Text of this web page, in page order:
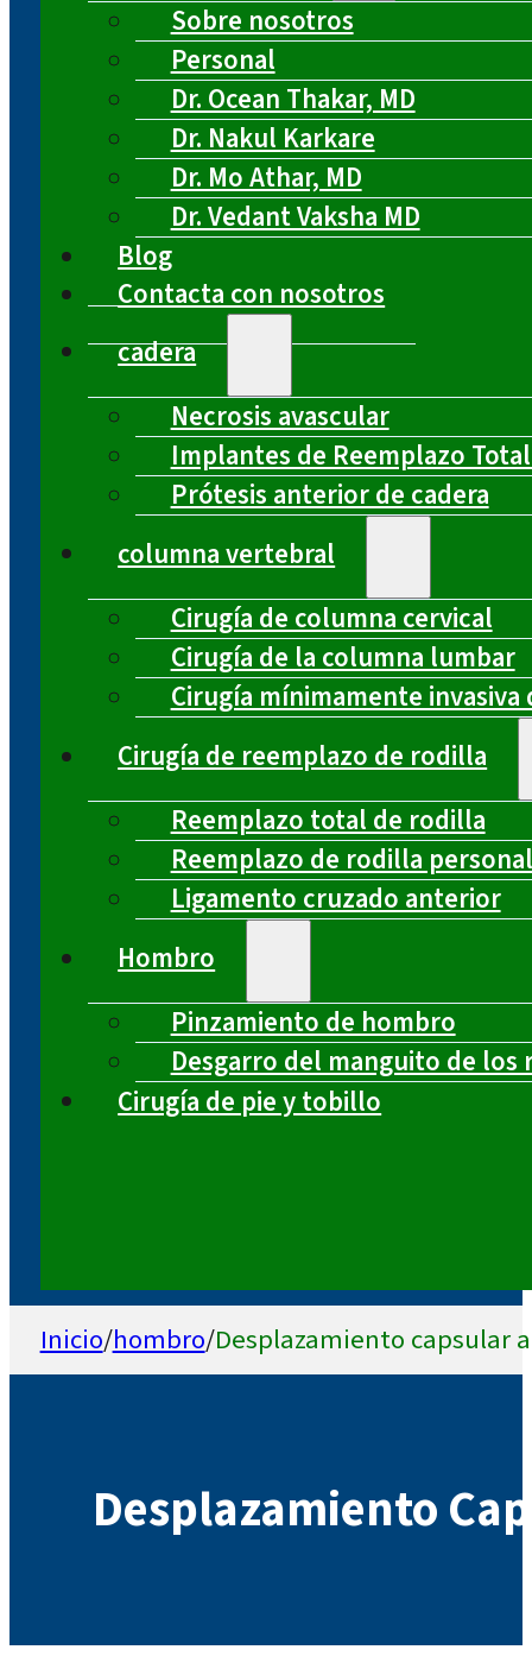
Sobre nosotros
Personal
Dr. Ocean Thakar, MD
Dr. Nakul Karkare
Dr. Mo Athar, MD
Dr. Vedant Vaksha MD
Blog
Contacta con nosotros
cadera
Necrosis avascular
Implantes de Reemplazo
Prótesis anterior de cadera
columna vertebral
Cirugía de columna cervical
Cirugía de la columna lumbar
Cirugía mínimamente
Cirugía de reemplazo de rodilla
Reemplazo total de rodilla
Reemplazo de rodilla
Ligamento cruzado anterior
Hombro
Pinzamiento de hombro
Desgarro del manguito de los
Cirugía de pie y tobillo
Inicio/hombro/Desplazamiento capsular
Desplazamiento